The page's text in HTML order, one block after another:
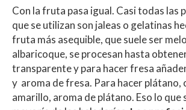
Con la fruta pasa igual. Casi todas las
que se utilizan son jaleas o gelatinas
fruta más asequible, que suele ser
albaricoque, se procesan hasta
transparente y para hacer fresa
y aroma de fresa. Para hacer plátano,
amarillo, aroma de plátano. Eso lo que